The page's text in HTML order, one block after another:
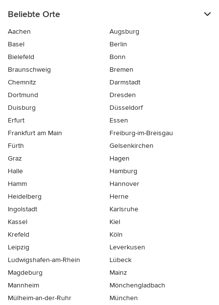
Beliebte Orte
Aachen
Augsburg
Basel
Berlin
Bielefeld
Bonn
Braunschweig
Bremen
Chemnitz
Darmstadt
Dortmund
Dresden
Duisburg
Düsseldorf
Erfurt
Essen
Frankfurt am Main
Freiburg-im-Breisgau
Fürth
Gelsenkirchen
Graz
Hagen
Halle
Hamburg
Hamm
Hannover
Heidelberg
Herne
Ingolstadt
Karlsruhe
Kassel
Kiel
Krefeld
Köln
Leipzig
Leverkusen
Ludwigshafen-am-Rhein
Lübeck
Magdeburg
Mainz
Mannheim
Mönchen­gladbach
Mülheim-an-der-Ruhr
München